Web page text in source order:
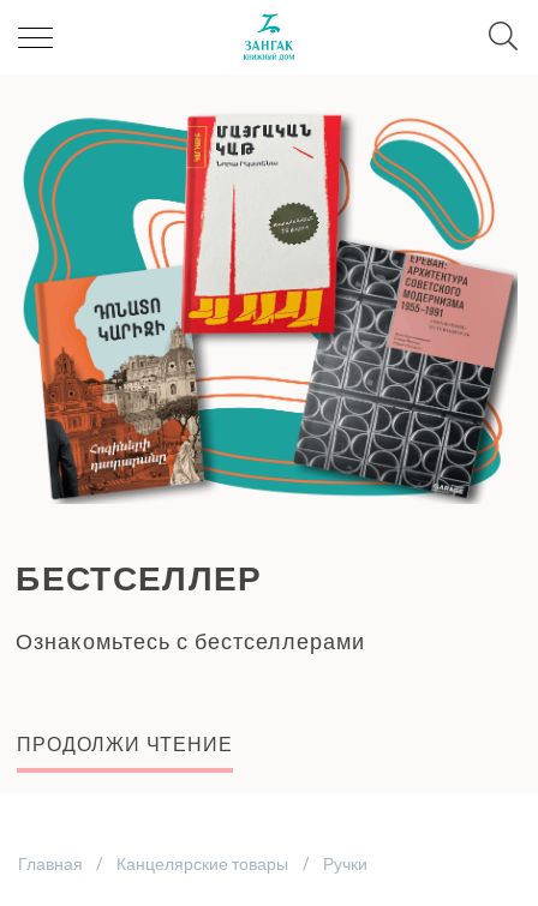
БЕСТСЕЛЛЕР
Ознакомьтесь с бестселлерами
ПРОДОЛЖИ ЧТЕНИЕ
Главная Канцелярские товары Ручки